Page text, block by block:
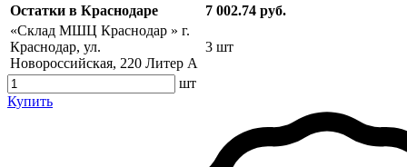
Остатки в Краснодаре
7 002.74 руб.
«Склад МШЦ Краснодар » г.
Краснодар, ул.
Новороссийская, 220 Литер А
3 шт
шт
Купить